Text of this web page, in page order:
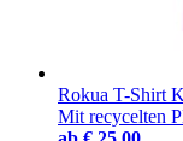
Rokua T-Shirt
Mit recycelten